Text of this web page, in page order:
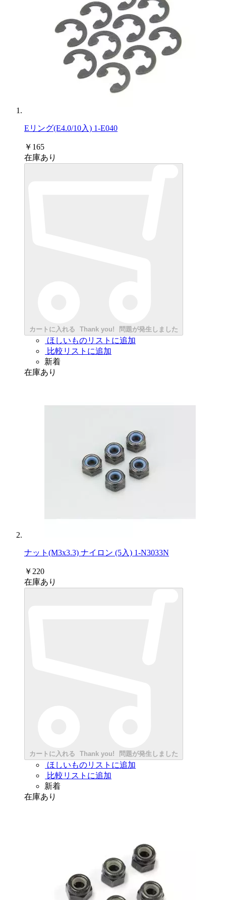
Eリング(E4.0/10入) 1-E040
￥165
在庫あり
カートに入れる Thank you! 問題が発生しました
ほしいものリストに追加
比較リストに追加
新着
在庫あり
ナット(M3x3.3) ナイロン (5入) 1-N3033N
￥220
在庫あり
カートに入れる Thank you! 問題が発生しました
ほしいものリストに追加
比較リストに追加
新着
在庫あり